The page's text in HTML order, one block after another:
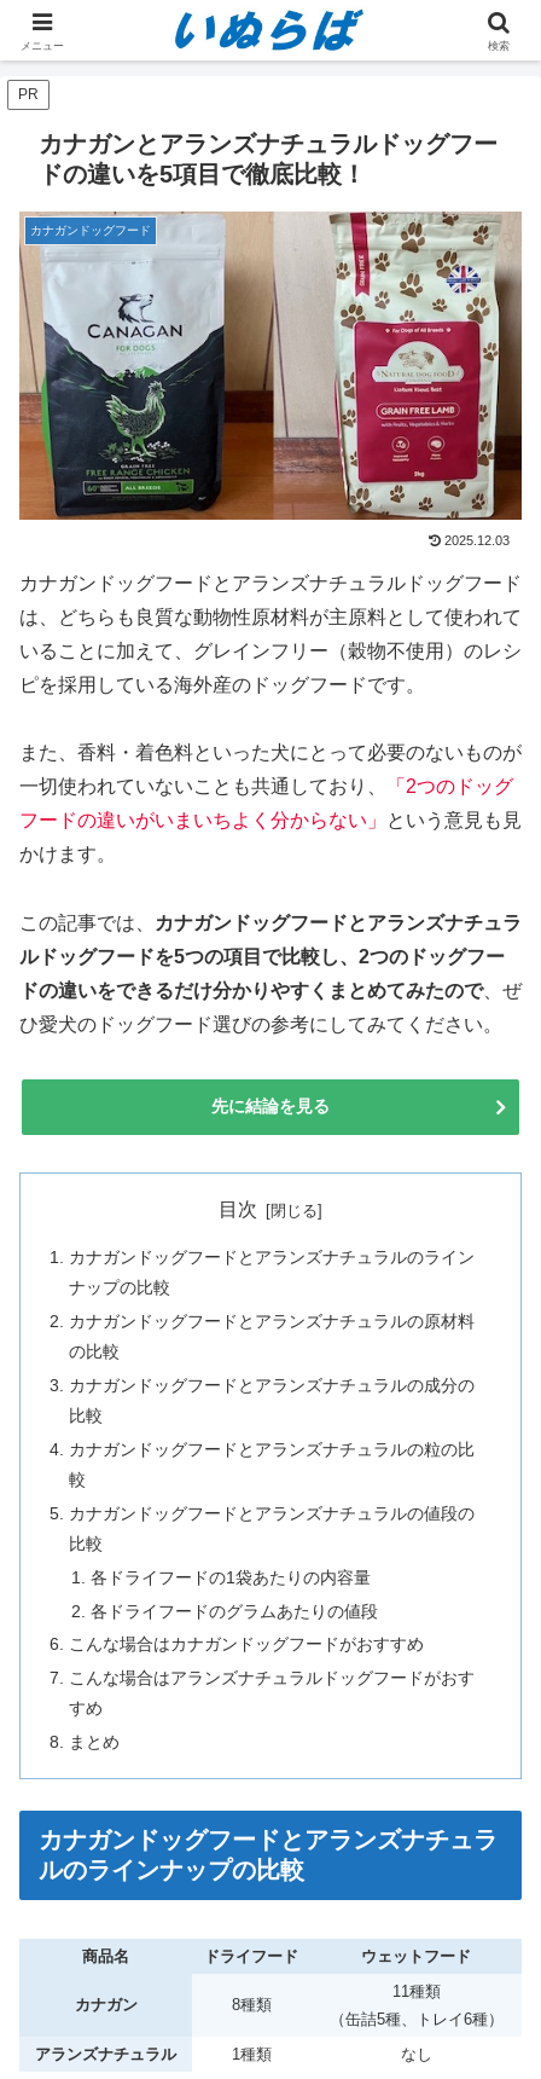
カナガンドッグフード
PR
カナガンとアランズナチュラルドッグフー
ドの違いを5項目で徹底比較！
カナガンドッグフード
2025.12.03
カナガンドッグフードとアランズナチュラルドッグフード
は、どちらも良質な動物性原材料が主原料として使われて
いることに加えて、グレインフリー（穀物不使用）のレシ
ピを採用している海外産のドッグフードです。
また、香料・着色料といった犬にとって必要のないものが
一切使われていないことも共通しており、
「2つのドッグ
フードの違いがいまいちよく分からない」
という意見も見
かけます。
この記事では、
カナガンドッグフードとアランズナチュラ
ルドッグフードを5つの項目で比較し、2つのドッグフー
ドの違いをできるだけ分かりやすくまとめてみたので、ぜ
ひ愛犬のドッグフード選びの参考にしてみてください。
先に結論を見る
目次
カナガンドッグフードとアランズナチュラルのライン
ナップの比較
カナガンドッグフードとアランズナチュラルの原材料
の比較
カナガンドッグフードとアランズナチュラルの成分の
比較
カナガンドッグフードとアランズナチュラルの粒の比
較
カナガンドッグフードとアランズナチュラルの値段の
比較
各ドライフードの1袋あたりの内容量
各ドライフードのグラムあたりの値段
こんな場合はカナガンドッグフードがおすすめ
こんな場合はアランズナチュラルドッグフードがおす
すめ
まとめ
カナガンドッグフードとアランズナチュラ
ルのラインナップの比較
商品名 ドライフード ウェットフード
カナガン 8種類
11種類
（缶詰5種、トレイ6種）
アランズナチュラル
1種類 なし
メニュー 検索